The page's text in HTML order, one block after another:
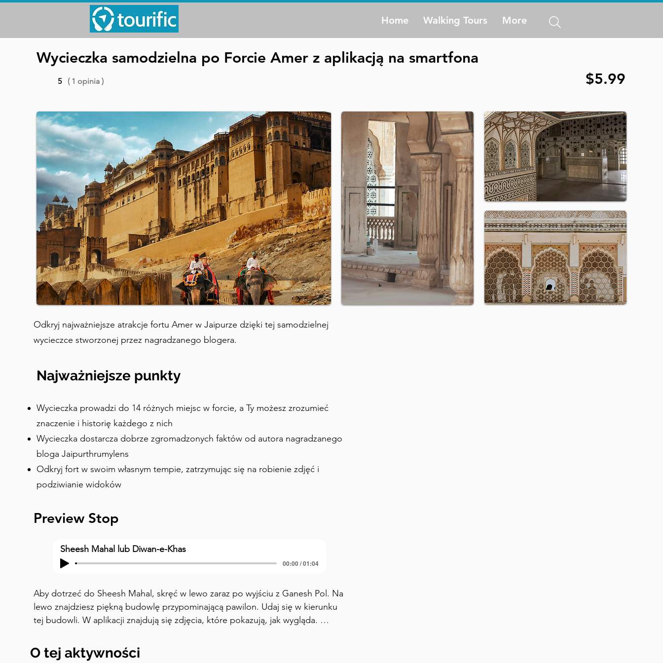
Home Walking Tours More
Wycieczka samodzielna po Forcie Amer z aplikacją na smartfona
5 ( 1 opinia ) $5.99
Odkryj najważniejsze atrakcje fortu Amer w Jaipurze dzięki tej samodzielnej
wycieczce stworzonej przez nagradzanego blogera.
Najważniejsze punkty
Wycieczka prowadzi do 14 różnych miejsc w forcie, a Ty możesz zrozumieć
znaczenie i historię każdego z nich
Wycieczka dostarcza dobrze zgromadzonych faktów od autora nagradzanego
bloga Jaipurthrumylens
Odkryj fort w swoim własnym tempie, zatrzymując się na robienie zdjęć i
podziwianie widoków
Preview Stop
Sheesh Mahal lub Diwan-e-Khas
00:00 / 01:04
Aby dotrzeć do Sheesh Mahal, skręć w lewo zaraz po wyjściu z Ganesh Pol. Na
lewo znajdziesz piękną budowlę przypominającą pawilon. Udaj się w kierunku
tej budowli. W aplikacji znajdują się zdjęcia, które pokazują, jak wygląda.
oznacza miejsce, gdzie król spotykał się tylko z bliskimi i ważnymi osobami.
Wejście do Sheesh Mahal jest ograniczone, ale można zajrzeć do środka z
O tej aktywności